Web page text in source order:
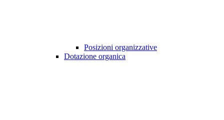
Posizioni organizzative
Dotazione organica